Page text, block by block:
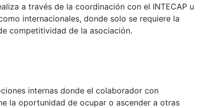
a través de la coordinación con el INTECAP u
internacionales, donde solo se requiere la
competitividad de la asociación.
internas donde el colaborador con
la oportunidad de ocupar o ascender a otras